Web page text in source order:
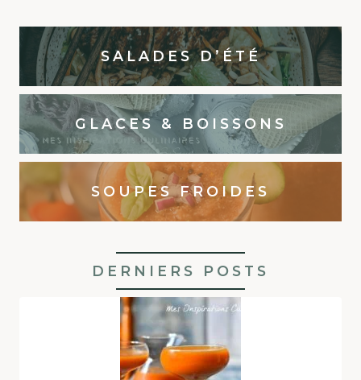
SALADES D’ÉTÉ
GLACES & BOISSONS
SOUPES FROIDES
DERNIERS POSTS